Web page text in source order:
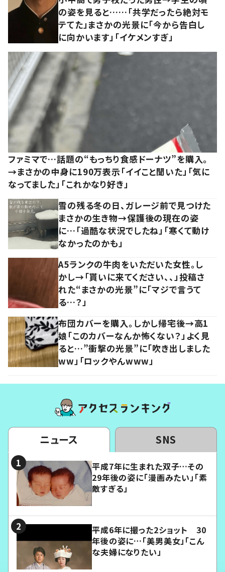
の姿を見ると……「共学だったら絶対モ
テてた」まさかの光景に「今から告白し
に向かいます」「イケメンすぎ」
ファミマで…話題の“もっちり食感ドーナツ”を購入。
→まさかの中身に190万表示「イイこと聞いた」「気に
なってました」「これかなり好き」
雪の残る冬の日、ガレージ前で見つけた
まさかの生き物→保護後の現在の姿
に…「過酷な状況でしたね」「寒くて動け
なかったのかも」
A5ランクの牛肉をいただいた女性。し
かし→「貰いに来てください、、」投稿さ
れた“まさかの光景”に「マジで言うて
る…？」
布団カバーを購入。しかし帰宅後→高1
娘「このカバーなんか怖くない？」よく見
ると…”衝撃の光景”に「吹き出しました
ww」「ロックやんwww」
ニュース SNS
平成7年に生まれた双子…その
29年後の姿に「漫画みたい」「素
敵すぎる」
平成6年に撮った2ショット 30
年後の姿に…「美男美女」「こん
な夫婦になりたい」